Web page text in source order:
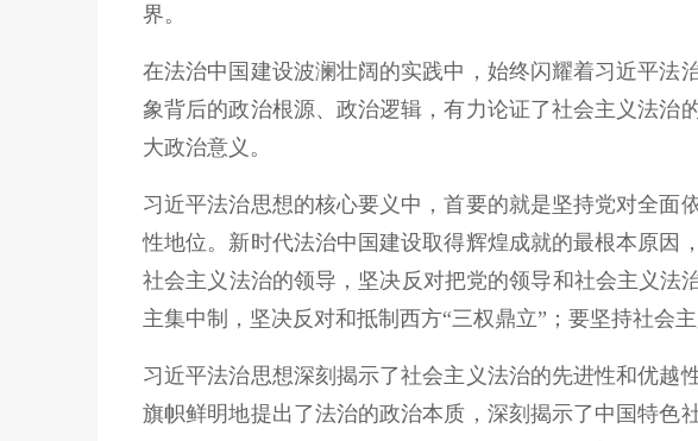
界。
在法治中国建设波澜壮阔的实践中，始终闪耀着习近平法
象背后的政治根源、政治逻辑，有力论证了社会主义法治
大政治意义。
习近平法治思想的核心要义中，首要的就是坚持党对全面
性地位。新时代法治中国建设取得辉煌成就的最根本原因
社会主义法治的领导，坚决反对把党的领导和社会主义法
主集中制，坚决反对和抵制西方“三权鼎立”；要坚持社会
习近平法治思想深刻揭示了社会主义法治的先进性和优越
旗帜鲜明地提出了法治的政治本质，深刻揭示了中国特色